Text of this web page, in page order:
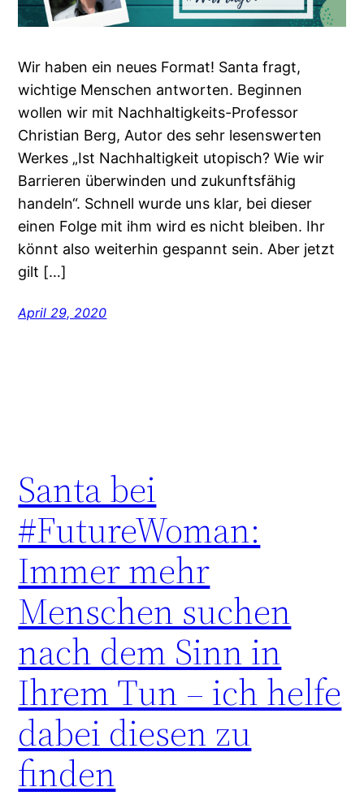
Wir haben ein neues Format! Santa fragt,
wichtige Menschen antworten. Beginnen
wollen wir mit Nachhaltigkeits-Professor
Christian Berg, Autor des sehr lesenswerten
Werkes „Ist Nachhaltigkeit utopisch? Wie wir
Barrieren überwinden und zukunftsfähig
handeln“. Schnell wurde uns klar, bei dieser
einen Folge mit ihm wird es nicht bleiben. Ihr
könnt also weiterhin gespannt sein. Aber jetzt
gilt […]
April 29, 2020
Santa bei
#FutureWoman:
Immer mehr
Menschen suchen
nach dem Sinn in
Ihrem Tun – ich helfe
dabei diesen zu
finden